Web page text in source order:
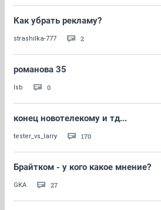
Как убрать рекламу?
strashilka-777 2
романова 35
lsb 0
конец новотелекому и тд...
tester_vs_larry 170
Брайтком - у кого какое мнение?
GKA 27